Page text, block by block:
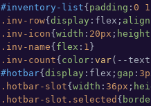
#inventory-list{ padding : 0
.inv-row{ display :flex;
.inv-icon{ width : 20px ; height
.inv-name{ flex : 1
.inv-count{ color : var
#hotbar{ display :flex; gap :
.hotbar-slot{ width : 36px ;
.hotbar-slot .selected {